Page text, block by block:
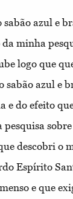
sabão azul e
minha
logo que
sabão azul e
e do efeito
pesquisa
descobri o
Espírito
e que